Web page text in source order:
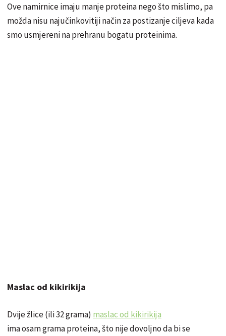
Ove namirnice imaju manje proteina nego što mislimo, pa
možda nisu najučinkovitiji način za postizanje ciljeva kada
smo usmjereni na prehranu bogatu proteinima.
Maslac od kikirikija
Dvije žlice (ili 32 grama) maslac od kikirikija
ima osam grama proteina, što nije dovoljno da bi se